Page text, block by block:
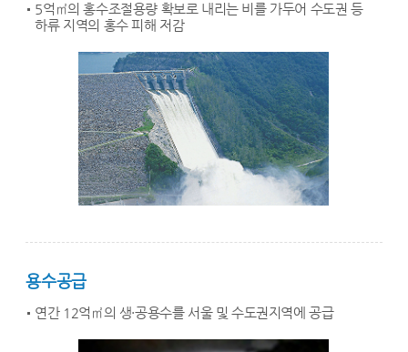
5억㎡의 홍수조절용량 확보로 내리는 비를 가두어 수도권 등
하류 지역의 홍수 피해 저감
용수공급
연간 12억㎡의 생·공용수를 서울 및 수도권지역에 공급